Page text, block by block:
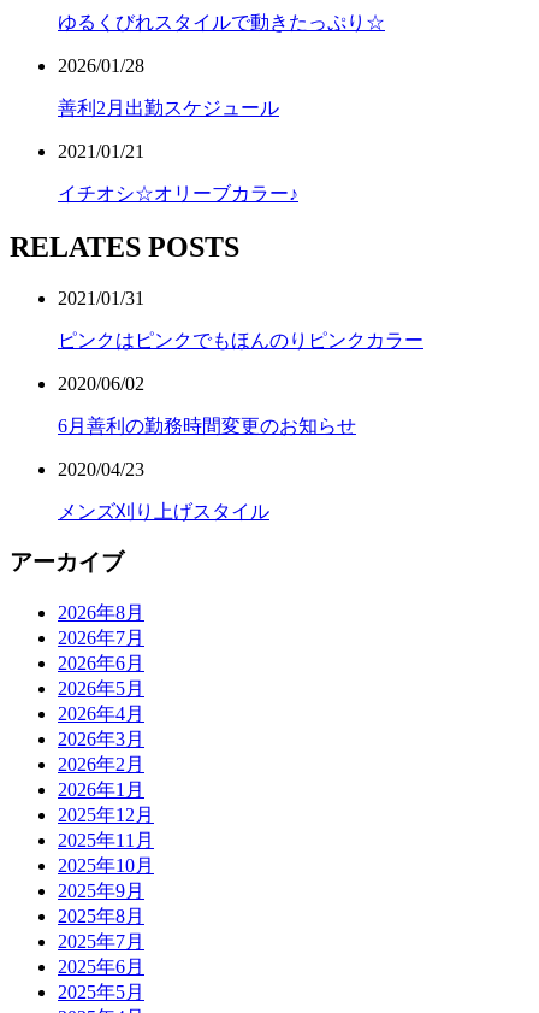
ゆるくびれスタイルで動きたっぷり☆
2026/01/28
善利2月出勤スケジュール
2021/01/21
イチオシ☆オリーブカラー♪
RELATES POSTS
2021/01/31
ピンクはピンクでもほんのりピンクカラー
2020/06/02
6月善利の勤務時間変更のお知らせ
2020/04/23
メンズ刈り上げスタイル
アーカイブ
2026年8月
2026年7月
2026年6月
2026年5月
2026年4月
2026年3月
2026年2月
2026年1月
2025年12月
2025年11月
2025年10月
2025年9月
2025年8月
2025年7月
2025年6月
2025年5月